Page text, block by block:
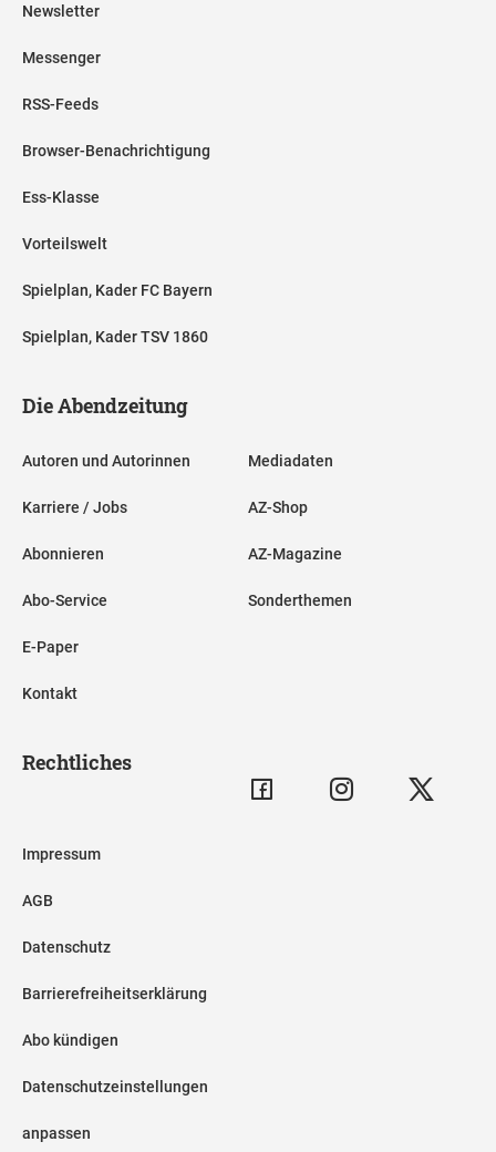
Newsletter
Messenger
RSS-Feeds
Browser-Benachrichtigung
Ess-Klasse
Vorteilswelt
Spielplan, Kader FC Bayern
Spielplan, Kader TSV 1860
Die Abendzeitung
Autoren und Autorinnen
Karriere / Jobs
Abonnieren
Abo-Service
E-Paper
Kontakt
Mediadaten
AZ-Shop
AZ-Magazine
Sonderthemen
Rechtliches
Impressum
AGB
Datenschutz
Barrierefreiheitserklärung
Abo kündigen
Datenschutzeinstellungen
anpassen